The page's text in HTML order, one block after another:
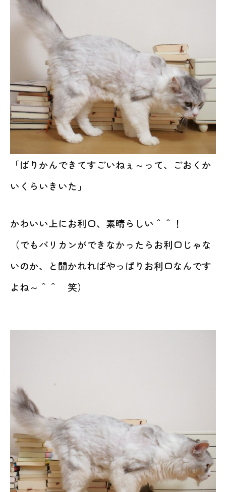
「ばりかんできてすごいねぇ～って、ごおくか
いくらいきいた」
かわいい上にお利口、素晴らしい＾＾！
（でもバリカンができなかったらお利口じゃな
いのか、と聞かれればやっぱりお利口なんです
よね～＾＾ 笑）